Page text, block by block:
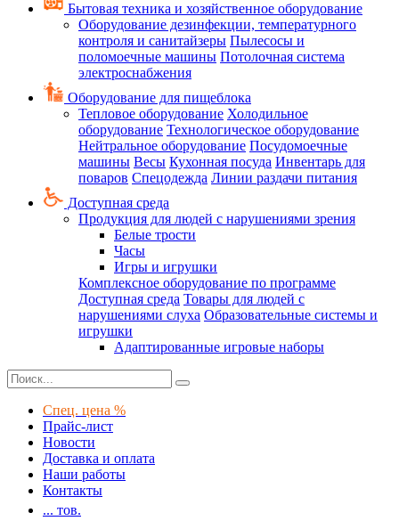
Бытовая техника и хозяйственное оборудование
Оборудование дезинфекции, температурного
контроля и санитайзеры Пылесосы и
поломоечные машины Потолочная система
электроснабжения
Оборудование для пищеблока
Тепловое оборудование Холодильное
оборудование Технологическое оборудование
Нейтральное оборудование Посудомоечные
машины Весы Кухонная посуда Инвентарь для
поваров Спецодежда Линии раздачи питания
Доступная среда
Продукция для людей с нарушениями зрения
Белые трости
Часы
Игры и игрушки
Комплексное оборудование по программе
Доступная среда Товары для людей с
нарушениями слуха Образовательные системы и
игрушки
Адаптированные игровые наборы
Спец. цена %
Прайс-лист
Новости
Доставка и оплата
Наши работы
Контакты
... тов.